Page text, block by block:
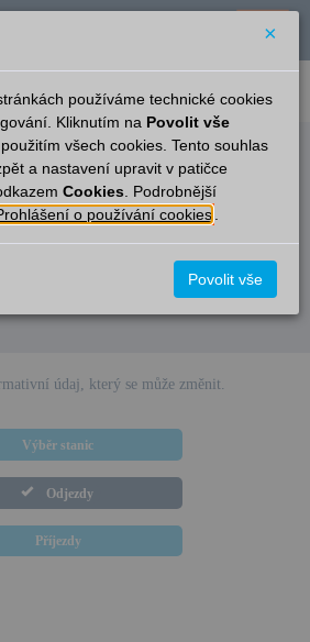
tabule@oltis.cz
Cíl/Přes Kolej
době nejsou v této stanici k dispozici
informace pro cestující.
údaj, který se může změnit.
Výběr stanic
Odjezdy
Příjezdy
×
používáme technické cookies
Kliknutím na Povolit vše
všech cookies. Tento souhlas
a nastavení upravit v patičce
Cookies . Podrobnější
o používání cookies
Povolit vše